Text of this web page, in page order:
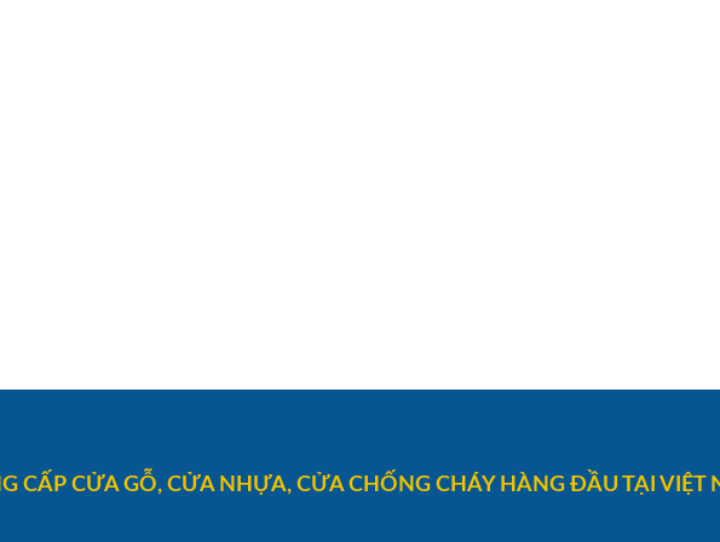
CẤP CỬA GỖ, CỬA NHỰA, CỬA CHỐNG CHÁY HÀNG ĐẦU TẠI VIỆT